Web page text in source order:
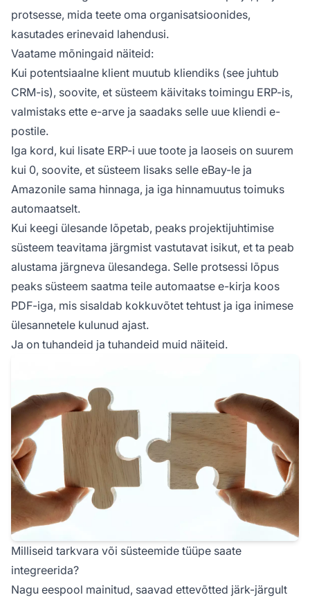
protsesse, mida teete oma organisatsioonides,
kasutades erinevaid lahendusi.
Vaatame mõningaid näiteid:
Kui potentsiaalne klient muutub kliendiks (see juhtub
CRM-is), soovite, et süsteem käivitaks toimingu ERP-is,
valmistaks ette e-arve ja saadaks selle uue kliendi e-
postile.
Iga kord, kui lisate ERP-i uue toote ja laoseis on suurem
kui 0, soovite, et süsteem lisaks selle eBay-le ja
Amazonile sama hinnaga, ja iga hinnamuutus toimuks
automaatselt.
Kui keegi ülesande lõpetab, peaks projektijuhtimise
süsteem teavitama järgmist vastutavat isikut, et ta peab
alustama järgneva ülesandega. Selle protsessi lõpus
peaks süsteem saatma teile automaatse e-kirja koos
PDF-iga, mis sisaldab kokkuvõtet tehtust ja iga inimese
ülesannetele kulunud ajast.
Ja on tuhandeid ja tuhandeid muid näiteid.
Milliseid tarkvara või süsteemide tüüpe saate
integreerida?
Nagu eespool mainitud, saavad ettevõtted järk-järgult